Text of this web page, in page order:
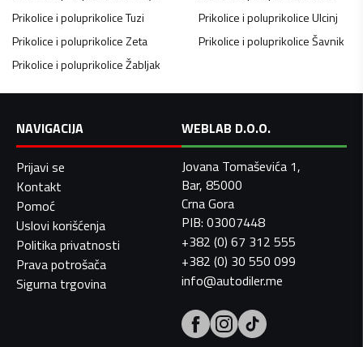
Prikolice i poluprikoliceTuzi Prikolice i poluprikoliceUlcinj
Prikolice i poluprikoliceZeta Prikolice i poluprikoliceŠavnik
Prikolice i poluprikoliceŽabljak
NAVIGACIJA
Prijavi se
Kontakt
Pomoć
Uslovi korišćenja
Politika privatnosti
Prava potrošača
Sigurna trgovina
WEBLAB D.O.O.
Jovana Tomaševića 1,
Bar, 85000
Crna Gora
PIB: 03007448
+382 (0) 67 312 555
+382 (0) 30 550 099
info@autodiler.me